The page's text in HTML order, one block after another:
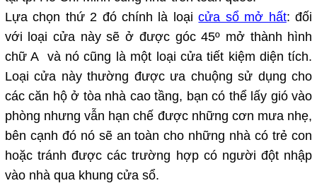
Lựa chọn thứ 2 đó chính là loạicửa sổ mở hất: đối
với loại cửa này sẽ ở được góc 45º mở thành hình
chữ A và nó cũng là một loại cửa tiết kiệm diện tích.
Loại cửa này thường được ưa chuộng sử dụng cho
các căn hộ ở tòa nhà cao tầng, bạn có thể lấy gió vào
phòng nhưng vẫn hạn chế được những cơn mưa nhẹ,
bên cạnh đó nó sẽ an toàn cho những nhà có trẻ con
hoặc tránh được các trường hợp có người đột nhập
vào nhà qua khung cửa sổ.